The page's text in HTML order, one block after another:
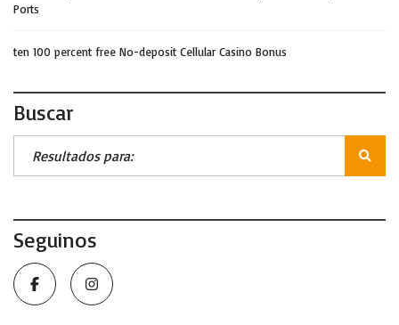
Ports
ten 100 percent free No-deposit Cellular Casino Bonus
Buscar
Seguinos